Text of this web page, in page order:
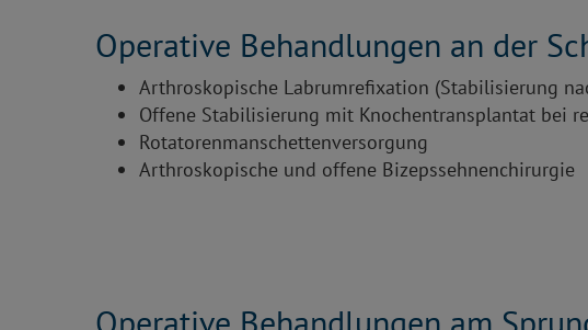
Operative Behandlungen an der
Arthroskopische Labrumrefixation (Stabilisierung
Offene Stabilisierung mit Knochentransplantat bei
Rotatorenmanschettenversorgung
Arthroskopische und offene Bizepssehnenchirurgie